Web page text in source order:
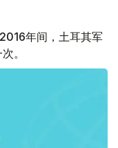
年间，土耳其军
。